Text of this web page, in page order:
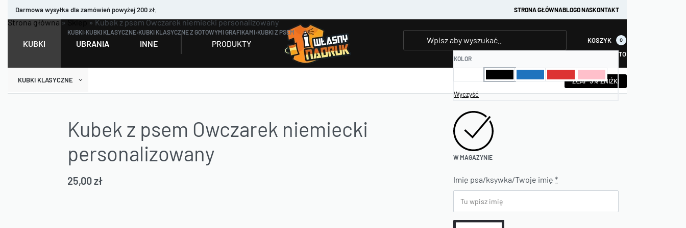
Darmowa wysyłka dla zamówień powyżej 200 zł. STRONA GŁÓWNABLOGO NASKONTAKT
KUBKI UBRANIA INNE PRODUKTY KOSZYK 0
KONTO
KUBKI KLASYCZNE ZŁAP 5% ZNIŻKI
Strona główna»Sklep»Kubek z psem Owczarek niemiecki personalizowany
KUBKI›KUBKI KLASYCZNE›KUBKI KLASYCZNE Z GOTOWYMI GRAFIKAMI›KUBKI Z PSEM
Kubek z psem Owczarek niemiecki
personalizowany
25,00zł
KOLOR
Wyczyść
W MAGAZYNIE
Imię psa/ksywka/Twoje imię *